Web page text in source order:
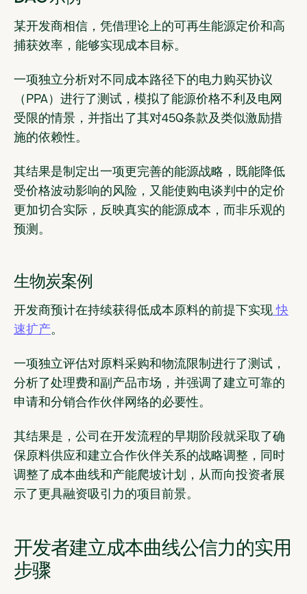
某开发商相信，凭借理论上的可再生能源定价和高
捕获效率，能够实现成本目标。
一项独立分析对不同成本路径下的电力购买协议
（PPA）进行了测试，模拟了能源价格不利及电网
受限的情景，并指出了其对45Q条款及类似激励措
施的依赖性。
其结果是制定出一项更完善的能源战略，既能降低
受价格波动影响的风险，又能使购电谈判中的定价
更加切合实际，反映真实的能源成本，而非乐观的
预测。
生物炭案例
开发商预计在持续获得低成本原料的前提下实现 快
速扩产。
一项独立评估对原料采购和物流限制进行了测试，
分析了处理费和副产品市场，并强调了建立可靠的
申请和分销合作伙伴网络的必要性。
其结果是，公司在开发流程的早期阶段就采取了确
保原料供应和建立合作伙伴关系的战略调整，同时
调整了成本曲线和产能爬坡计划，从而向投资者展
示了更具融资吸引力的项目前景。
开发者建立成本曲线公信力的实用
步骤